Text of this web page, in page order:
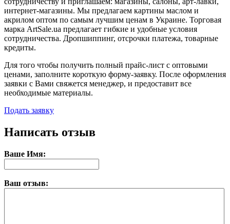
интернет-магазины. Мы предлагаем картины маслом и
акрилом оптом по самым лучшим ценам в Украине. Торговая
марка ArtSale.ua предлагает гибкие и удобные условия
сотрудничества. Дропшиппинг, отсрочки платежа, товарные
кредиты.
Для того чтобы получить полный прайс-лист с оптовыми
ценами, заполните короткую форму-заявку. После оформления
заявки с Вами свяжется менеджер, и предоставит все
необходимые материалы.
Подать заявку
Написать отзыв
Ваше Имя:
Ваш отзыв: